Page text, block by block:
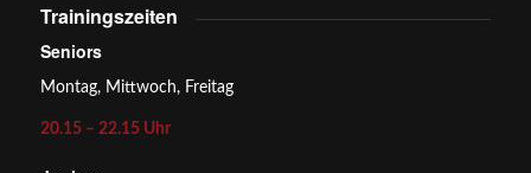
Trainingszeiten
Seniors
Montag, Mittwoch, Freitag
20.15 – 22.15 Uhr